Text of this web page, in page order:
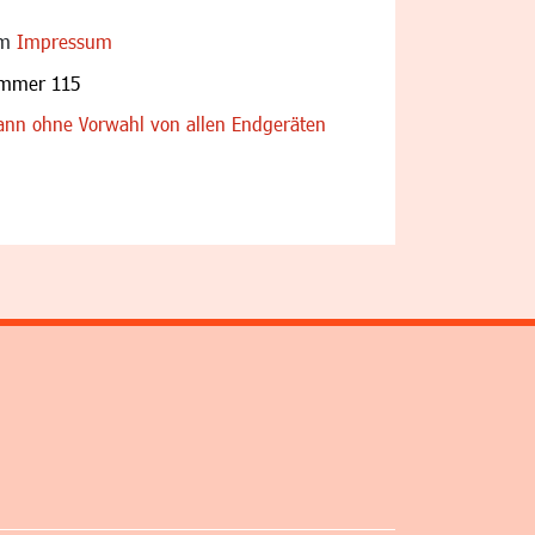
Impressum
115
ohne Vorwahl von allen Endgeräten